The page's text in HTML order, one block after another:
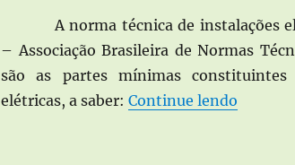
A norma técnica de instalações
– Associação Brasileira de Normas
são as partes mínimas
elétricas, a saber: Continue lendo